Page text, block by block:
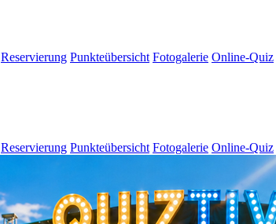
Reservierung Punkteübersicht Fotogalerie Online-Quiz
Reservierung Punkteübersicht Fotogalerie Online-Quiz